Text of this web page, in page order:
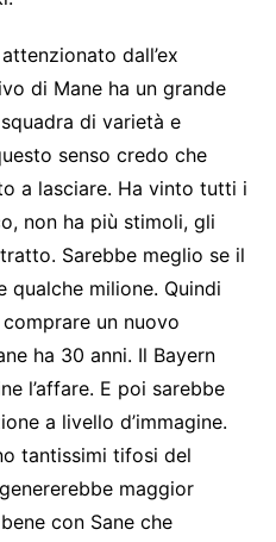
dall’ex
di Mane ha un grande
di varietà e
senso credo che
a lasciare. Ha vinto tutti i
non ha più stimoli, gli
Sarebbe meglio se il
qualche milione. Quindi
un nuovo
ha 30 anni. Il Bayern
l’affare. E poi sarebbe
a livello d’immagine.
tantissimi tifosi del
maggior
con Sane che